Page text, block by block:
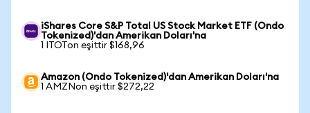
iShares Core S&P Total US Stock Market ETF (Ondo
Tokenized)'dan Amerikan Doları'na
1 ITOTon eşittir $168,96
Amazon (Ondo Tokenized)'dan Amerikan Doları'na
1 AMZNon eşittir $272,22